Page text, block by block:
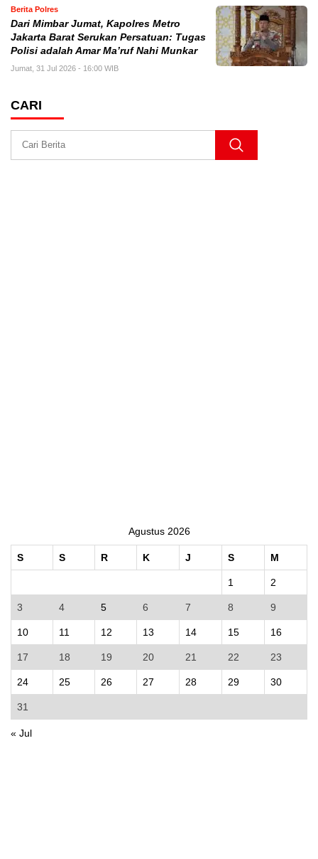
Berita Polres
Dari Mimbar Jumat, Kapolres Metro
Jakarta Barat Serukan Persatuan: Tugas
Polisi adalah Amar Ma’ruf Nahi Munkar
Jumat, 31 Jul 2026 - 16:00 WIB
CARI
Agustus 2026
S S R K J S M
1 2
3 4 5 6 7 8 9
10 11 12 13 14 15 16
17 18 19 20 21 22 23
24 25 26 27 28 29 30
31
« Jul